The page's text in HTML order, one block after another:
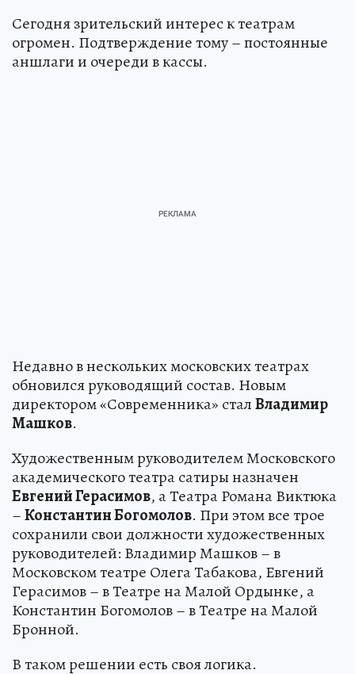
Сегодня зрительский интерес к театрам
огромен. Подтверждение тому – постоянные
аншлаги и очереди в кассы.
Недавно в нескольких московских театрах
обновился руководящий состав. Новым
директором «Современника» сталВладимир
Машков.
Художественным руководителем Московского
академического театра сатиры назначен
Евгений Герасимов, а Театра Романа Виктюка
–Константин Богомолов. При этом все трое
сохранили свои должности художественных
руководителей: Владимир Машков – в
Московском театре Олега Табакова, Евгений
Герасимов – в Театре на Малой Ордынке, а
Константин Богомолов – в Театре на Малой
Бронной.
В таком решении есть своя логика.